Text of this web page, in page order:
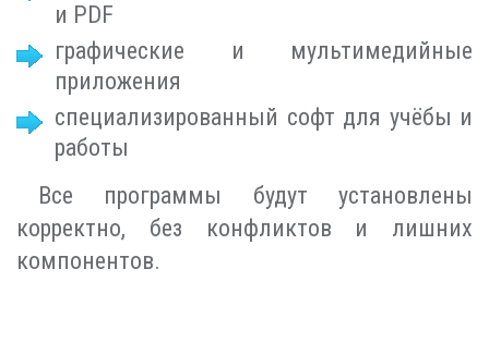
и PDF
графические и мультимедийные
приложения
специализированный софт для учёбы и
работы
Все программы будут установлены
корректно, без конфликтов и лишних
компонентов.